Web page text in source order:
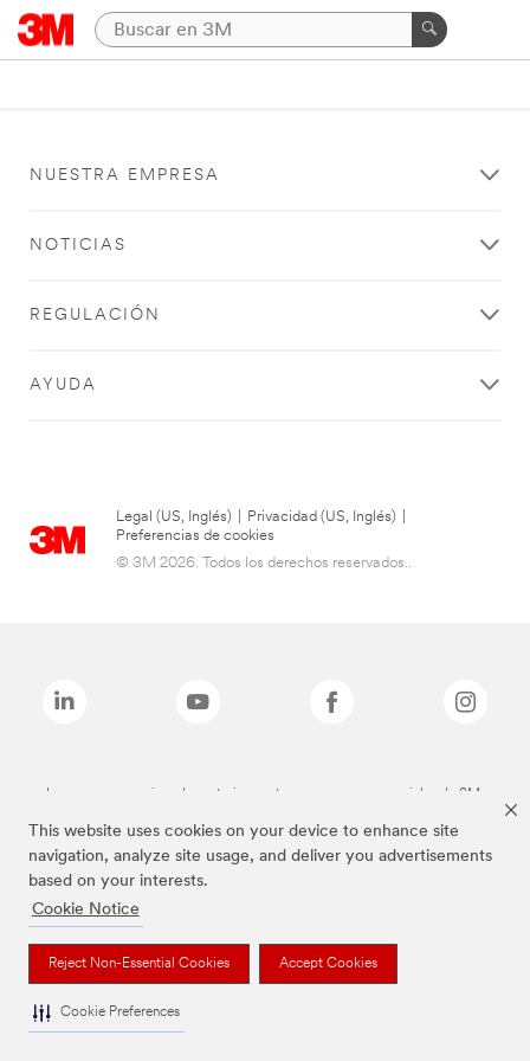
This website uses cookies on your device to enhance site
navigation, analyze site usage, and deliver you advertisements
based on your interests.
Cookie Notice
Reject Non-Essential Cookies Accept Cookies
Cookie Preferences
NUESTRA EMPRESA
NOTICIAS
REGULACIÓN
AYUDA
Legal (US, Inglés) Privacidad (US, Inglés)
Preferencias de cookies
© 3M 2026. Todos los derechos reservados..
Las marcas mencionadas anteriormente son marcas comerciales de 3M.